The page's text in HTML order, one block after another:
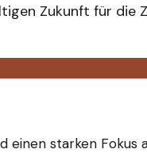
Zukunft für die
einen starken